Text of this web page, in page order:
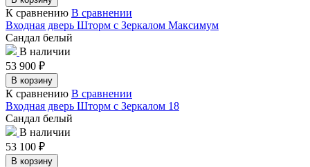
К сравнению В сравнении
Входная дверь Шторм с Зеркалом Максимум
Сандал белый
В наличии
53 900 ₽
В корзину
К сравнению В сравнении
Входная дверь Шторм с Зеркалом 18
Сандал белый
В наличии
53 100 ₽
В корзину